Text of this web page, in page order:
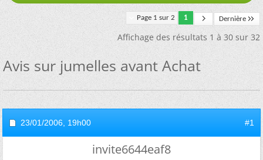
Page 1 sur 2 1 Dernière
Affichage des résultats 1 à 30 sur 32
Avis sur jumelles avant Achat
23/01/2006, 19h00 #1
invite6644eaf8